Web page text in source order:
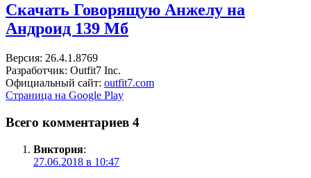
Скачать Говорящую Анжелу на
Андроид 139 Мб
Версия: 26.4.1.8769
Разработчик: Outfit7 Inc.
Официальный сайт: outfit7.com
Страница на Google Play
Всего комментариев 4
Виктория:
27.06.2018 в 10:47